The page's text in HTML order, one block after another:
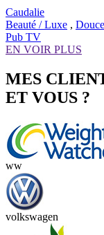
Caudalie
Beauté / Luxe ,
Pub TV
EN VOIR PLUS
MES
ET VOUS ?
ww
volkswagen